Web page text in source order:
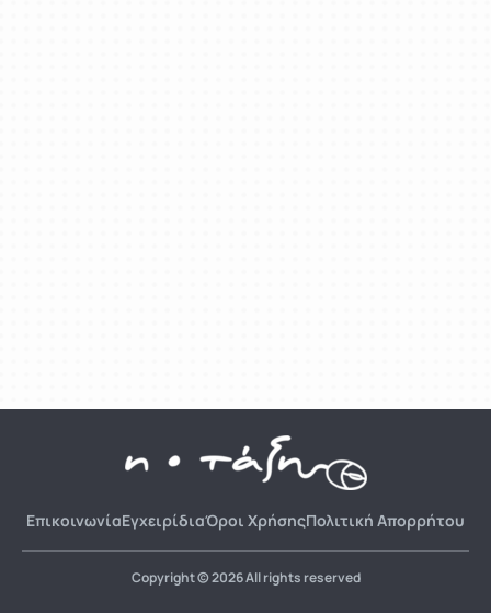
ΕπικοινωνίαΕγχειρίδιαΌροι ΧρήσηςΠολιτική Απορρήτου
Copyright © 2026 All rights reserved